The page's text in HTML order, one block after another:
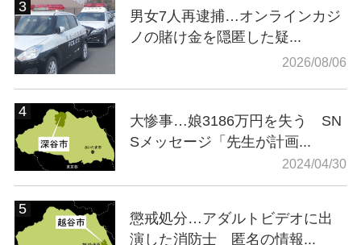
男女7人再逮捕…オンラインカジ
ノの賭け金を隠匿した疑...
2026/08/06
大惨事…娘3186万円を失う SN
Sメッセージ「先生が計画...
2024/04/30
懲戒処分…アダルトビデオに出
演した消防士 匿名の情報...